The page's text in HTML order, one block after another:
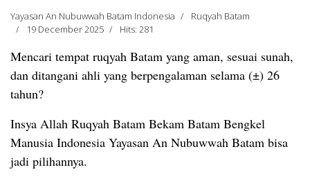
Yayasan An Nubuwwah Batam Indonesia
Ruqyah Batam
19 December 2025
Hits: 281
Mencari tempat ruqyah Batam yang aman, sesuai sunah,
dan ditangani ahli yang berpengalaman selama (±) 26
tahun?
Insya Allah Ruqyah Batam Bekam Batam Bengkel
Manusia Indonesia Yayasan An Nubuwwah Batam bisa
jadi pilihannya.